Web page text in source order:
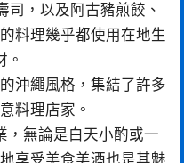
司，以及阿古豬煎餃、
料理幾乎都使用在地生
。
沖繩風格，集結了許多
料理店家。
，無論是白天小酌或一